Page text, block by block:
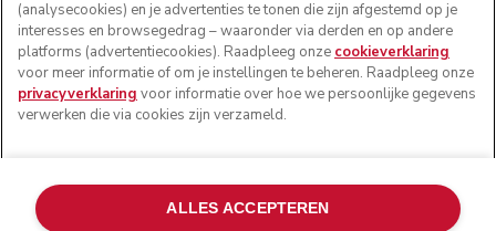
© KitchenAid 2026 - Alle rechten voorbehouden.
KitchenAid en het design van de mixer zijn handelsmerken
(analysecookies) en je advertenties te tonen die zijn afgestemd op je
interesses en browsegedrag – waaronder via derden en op andere
platforms (advertentiecookies). Raadpleeg onze cookieverklaring
voor meer informatie of om je instellingen te beheren. Raadpleeg onze
privacyverklaring voor informatie over hoe we persoonlijke gegevens
verwerken die via cookies zijn verzameld.
ALLES ACCEPTEREN